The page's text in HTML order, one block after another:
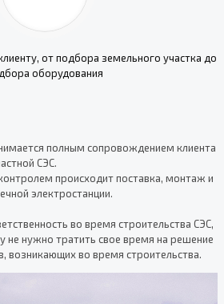
от подбора земельного участка до
оборудования
полным сопровождением клиента
СЭС.
происходит поставка, монтаж и
электростанции.
во время строительства СЭС,
не нужно тратить свое время на решение
возникающих во время строительства.